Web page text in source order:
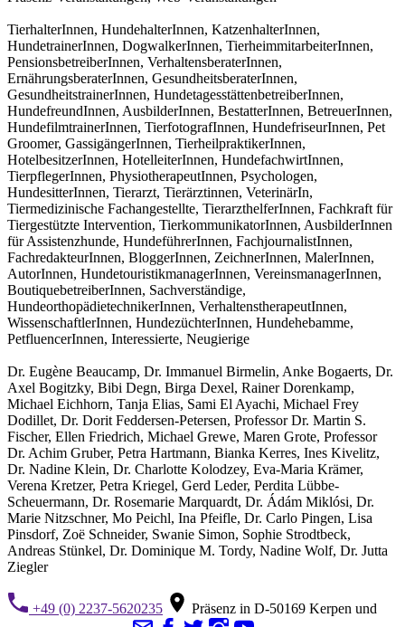
TierhalterInnen, HundehalterInnen, KatzenhalterInnen,
HundetrainerInnen, DogwalkerInnen, TierheimmitarbeiterInnen,
PensionsbetreiberInnen, VerhaltensberaterInnen,
ErnährungsberaterInnen, GesundheitsberaterInnen,
GesundheitstrainerInnen, HundetagesstättenbetreiberInnen,
HundefreundInnen, AusbilderInnen, BestatterInnen, BetreuerInnen,
HundefilmtrainerInnen, TierfotografInnen, HundefriseurInnen, Pet
Groomer, GassigängerInnen, TierheilpraktikerInnen,
HotelbesitzerInnen, HotelleiterInnen, HundefachwirtInnen,
TierpflegerInnen, PhysiotherapeutInnen, Psychologen,
HundesitterInnen, Tierarzt, Tierärztinnen, VeterinärIn,
Tiermedizinische Fachangestellte, TierarzthelferInnen, Fachkraft für
Tiergestützte Intervention, TierkommunikatorInnen, AusbilderInnen
für Assistenzhunde, HundeführerInnen, FachjournalistInnen,
FachredakteurInnen, BloggerInnen, ZeichnerInnen, MalerInnen,
AutorInnen, HundetouristikmanagerInnen, VereinsmanagerInnen,
BoutiquebetreiberInnen, Sachverständige,
HundeorthopädietechnikerInnen, VerhaltenstherapeutInnen,
WissenschaftlerInnen, HundezüchterInnen, Hundehebamme,
PetfluencerInnen, Interessierte, Neugierige
Dr. Eugène Beaucamp, Dr. Immanuel Birmelin, Anke Bogaerts, Dr.
Axel Bogitzky, Bibi Degn, Birga Dexel, Rainer Dorenkamp,
Michael Eichhorn, Tanja Elias, Sami El Ayachi, Michael Frey
Dodillet, Dr. Dorit Feddersen-Petersen, Professor Dr. Martin S.
Fischer, Ellen Friedrich, Michael Grewe, Maren Grote, Professor
Dr. Achim Gruber, Petra Hartmann, Bianka Kerres, Ines Kivelitz,
Dr. Nadine Klein, Dr. Charlotte Kolodzey, Eva-Maria Krämer,
Verena Kretzer, Petra Kriegel, Gerd Leder, Perdita Lübbe-
Scheuermann, Dr. Rosemarie Marquardt, Dr. Ádám Miklósi, Dr.
Marie Nitzschner, Mo Peichl, Ina Pfeifle, Dr. Carlo Pingen, Lisa
Pinsdorf, Zoë Schneider, Swanie Simon, Sophie Strodtbeck,
Andreas Stünkel, Dr. Dominique M. Tordy, Nadine Wolf, Dr. Jutta
Ziegler
+49 (0) 2237-5620235
Präsenz in D-50169 Kerpen und